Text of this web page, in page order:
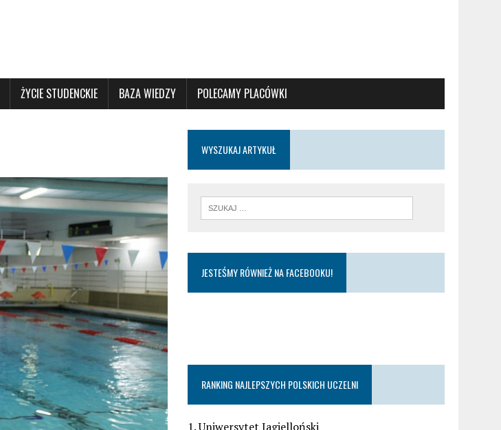
ŻYCIE STUDENCKIE BAZA WIEDZY POLECAMY PLACÓWKI
WYSZUKAJ ARTYKUŁ
JESTEŚMY RÓWNIEŻ NA FACEBOOKU!
RANKING NAJLEPSZYCH POLSKICH UCZELNI
1. Uniwersytet Jagielloński